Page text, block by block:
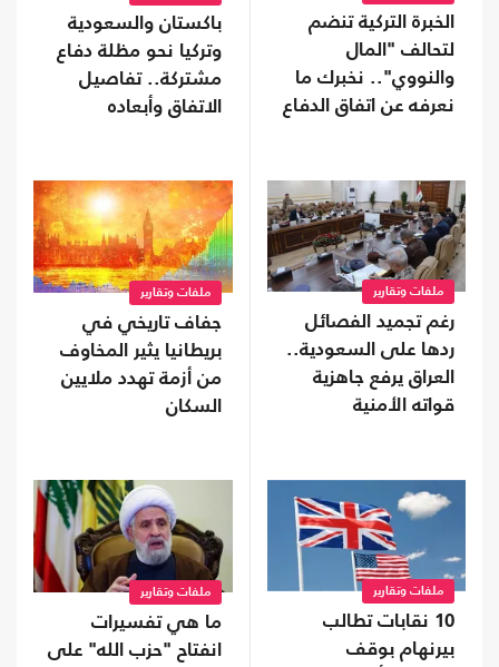
الخبرة التركية تنضم
لتحالف "المال
والنووي".. نخبرك ما
نعرفه عن اتفاق الدفاع
باكستان والسعودية
وتركيا نحو مظلة دفاع
مشتركة.. تفاصيل
الاتفاق وأبعاده
ملفات وتقارير
رغم تجميد الفصائل
ردها على السعودية..
العراق يرفع جاهزية
قواته الأمنية
ملفات وتقارير
جفاف تاريخي في
بريطانيا يثير المخاوف
من أزمة تهدد ملايين
السكان
ملفات وتقارير
10 نقابات تطالب
بيرنهام بوقف
ملفات وتقارير
ما هي تفسيرات
انفتاح "حزب الله" على